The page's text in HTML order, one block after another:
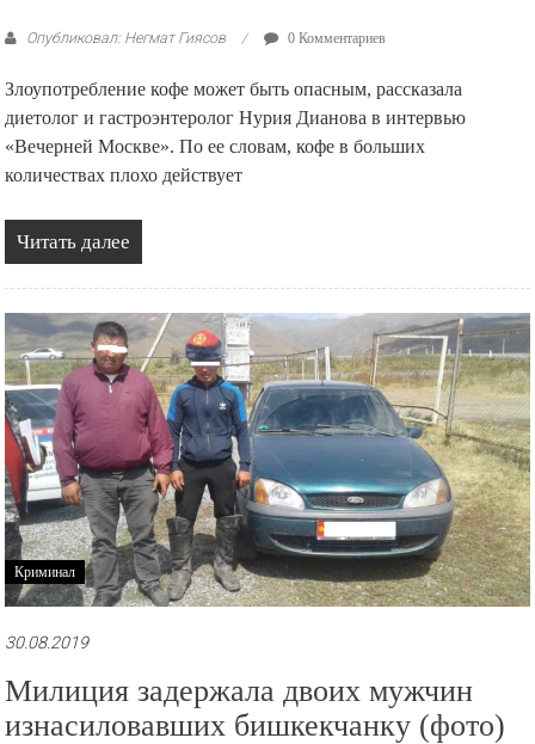
Опубликовал: Негмат Гиясов 0 Комментариев
Злоупотребление кофе может быть опасным, рассказала
диетолог и гастроэнтеролог Нурия Дианова в интервью
«Вечерней Москве». По ее словам, кофе в больших
количествах плохо действует
Читать далее
Криминал
30.08.2019
Милиция задержала двоих мужчин
изнасиловавших бишкекчанку (фото)